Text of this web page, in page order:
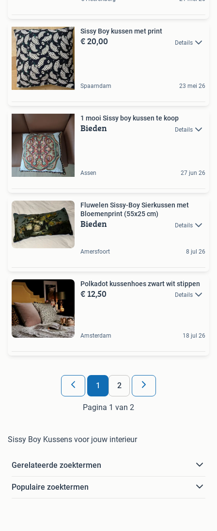
Sissy Boy kussen met print
€ 20,00 Details
Spaarndam 23 mei 26
1 mooi Sissy boy kussen te koop
Bieden Details
Assen 27 jun 26
Fluwelen Sissy-Boy Sierkussen met
Bloemenprint (55x25 cm)
Bieden Details
Amersfoort 8 jul 26
Polkadot kussenhoes zwart wit stippen
€ 12,50 Details
Amsterdam 18 jul 26
1 2
Pagina 1 van 2
Sissy Boy Kussens voor jouw interieur
Gerelateerde zoektermen
Populaire zoektermen